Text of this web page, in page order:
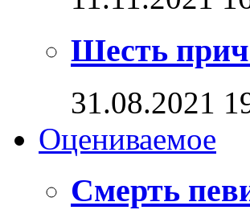
Шесть
31.08.2021
Оцениваемое
Смерть